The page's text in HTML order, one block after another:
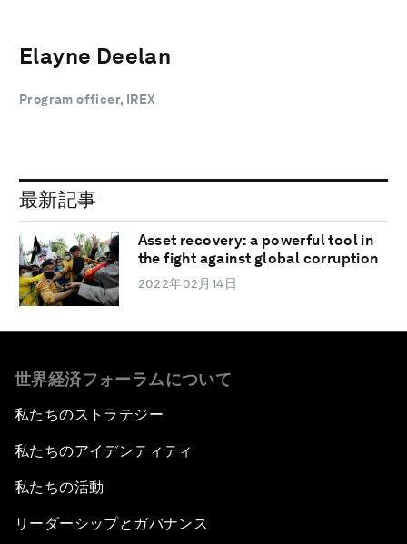
Elayne Deelan
Program officer, IREX
最新記事
Asset recovery: a powerful tool in
the fight against global corruption
2022年02月14日
世界経済フォーラムについて
私たちのストラテジー
私たちのアイデンティティ
私たちの活動
リーダーシップとガバナンス